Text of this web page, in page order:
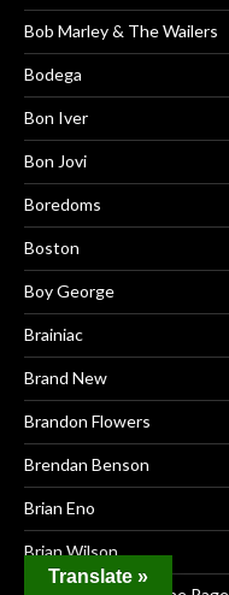
Bob Marley & The Wailers
Bodega
Bon Iver
Bon Jovi
Boredoms
Boston
Boy George
Brainiac
Brand New
Brandon Flowers
Brendan Benson
Brian Eno
Brian Wilson
Translate »